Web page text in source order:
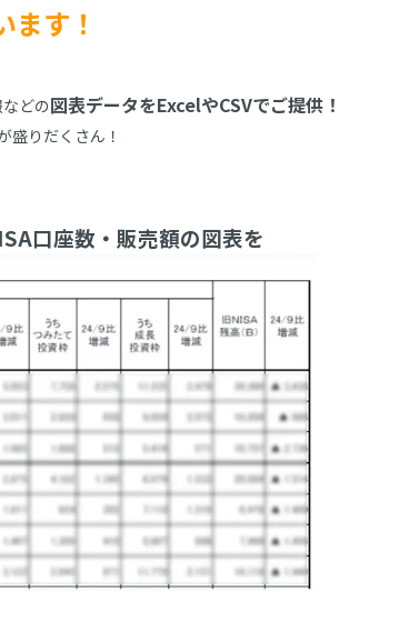
す！
どの図表データをExcelやCSVでご提供！
盛りだくさん！
口座数・販売額の図表を